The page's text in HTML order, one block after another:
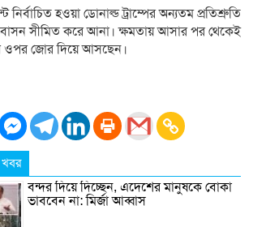
নির্বাচিত হওয়া ডোনাল্ড ট্রাম্পের অন্যতম প্রতিশ্রুতি
সীমিত করে আনা। ক্ষমতায় আসার পর থেকেই
ওপর জোর দিয়ে আসছেন।
বন্দর দিয়ে দিচ্ছেন, এদেশের মানুষকে বোকা
ভাববেন না: মির্জা আব্বাস